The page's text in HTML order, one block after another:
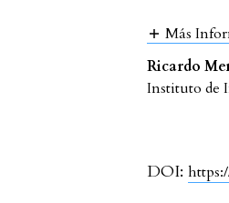
Más
Ricardo
Instituto de
DOI: